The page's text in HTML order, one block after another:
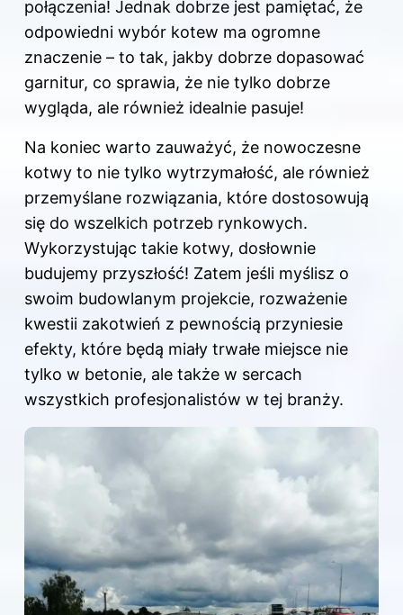
połączenia! Jednak dobrze jest pamiętać, że
odpowiedni wybór kotew ma ogromne
znaczenie – to tak, jakby dobrze dopasować
garnitur, co sprawia, że nie tylko dobrze
wygląda, ale również idealnie pasuje!
Na koniec warto zauważyć, że nowoczesne
kotwy to nie tylko wytrzymałość, ale również
przemyślane rozwiązania, które dostosowują
się do wszelkich potrzeb rynkowych.
Wykorzystując takie kotwy, dosłownie
budujemy przyszłość! Zatem jeśli myślisz o
swoim budowlanym projekcie, rozważenie
kwestii zakotwień z pewnością przyniesie
efekty, które będą miały trwałe miejsce nie
tylko w betonie, ale także w sercach
wszystkich profesjonalistów w tej branży.